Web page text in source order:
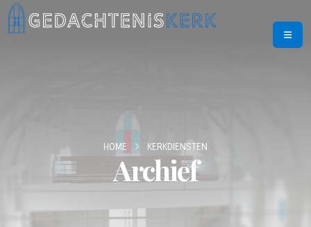
Archief
HOME KERKDIENSTEN